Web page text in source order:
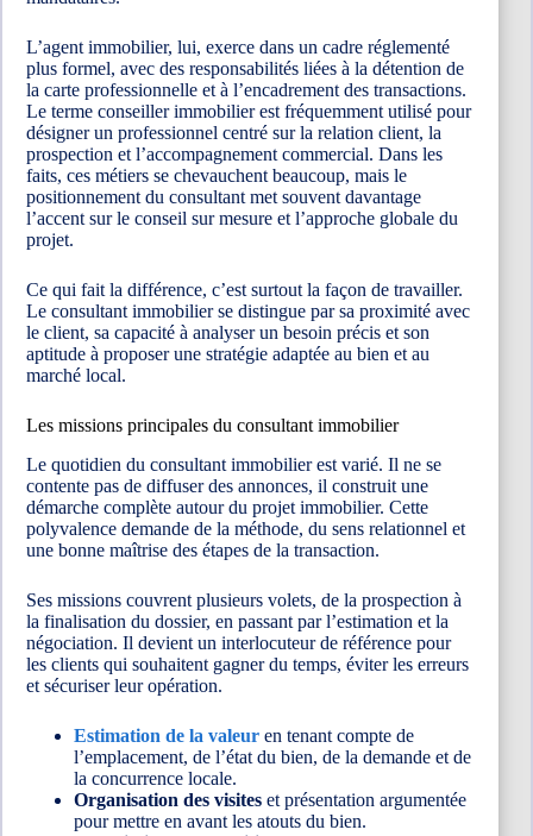
L’agent immobilier, lui, exerce dans un cadre réglementé
plus formel, avec des responsabilités liées à la détention de
la carte professionnelle et à l’encadrement des transactions.
Le terme conseiller immobilier est fréquemment utilisé pour
désigner un professionnel centré sur la relation client, la
prospection et l’accompagnement commercial. Dans les
faits, ces métiers se chevauchent beaucoup, mais le
positionnement du consultant met souvent davantage
l’accent sur le conseil sur mesure et l’approche globale du
projet.
Ce qui fait la différence, c’est surtout la façon de travailler.
Le consultant immobilier se distingue par sa proximité avec
le client, sa capacité à analyser un besoin précis et son
aptitude à proposer une stratégie adaptée au bien et au
marché local.
Les missions principales du consultant immobilier
Le quotidien du consultant immobilier est varié. Il ne se
contente pas de diffuser des annonces, il construit une
démarche complète autour du projet immobilier. Cette
polyvalence demande de la méthode, du sens relationnel et
une bonne maîtrise des étapes de la transaction.
Ses missions couvrent plusieurs volets, de la prospection à
la finalisation du dossier, en passant par l’estimation et la
négociation. Il devient un interlocuteur de référence pour
les clients qui souhaitent gagner du temps, éviter les erreurs
et sécuriser leur opération.
Estimation de la valeur en tenant compte de
l’emplacement, de l’état du bien, de la demande et de
la concurrence locale.
Organisation des visites et présentation argumentée
pour mettre en avant les atouts du bien.